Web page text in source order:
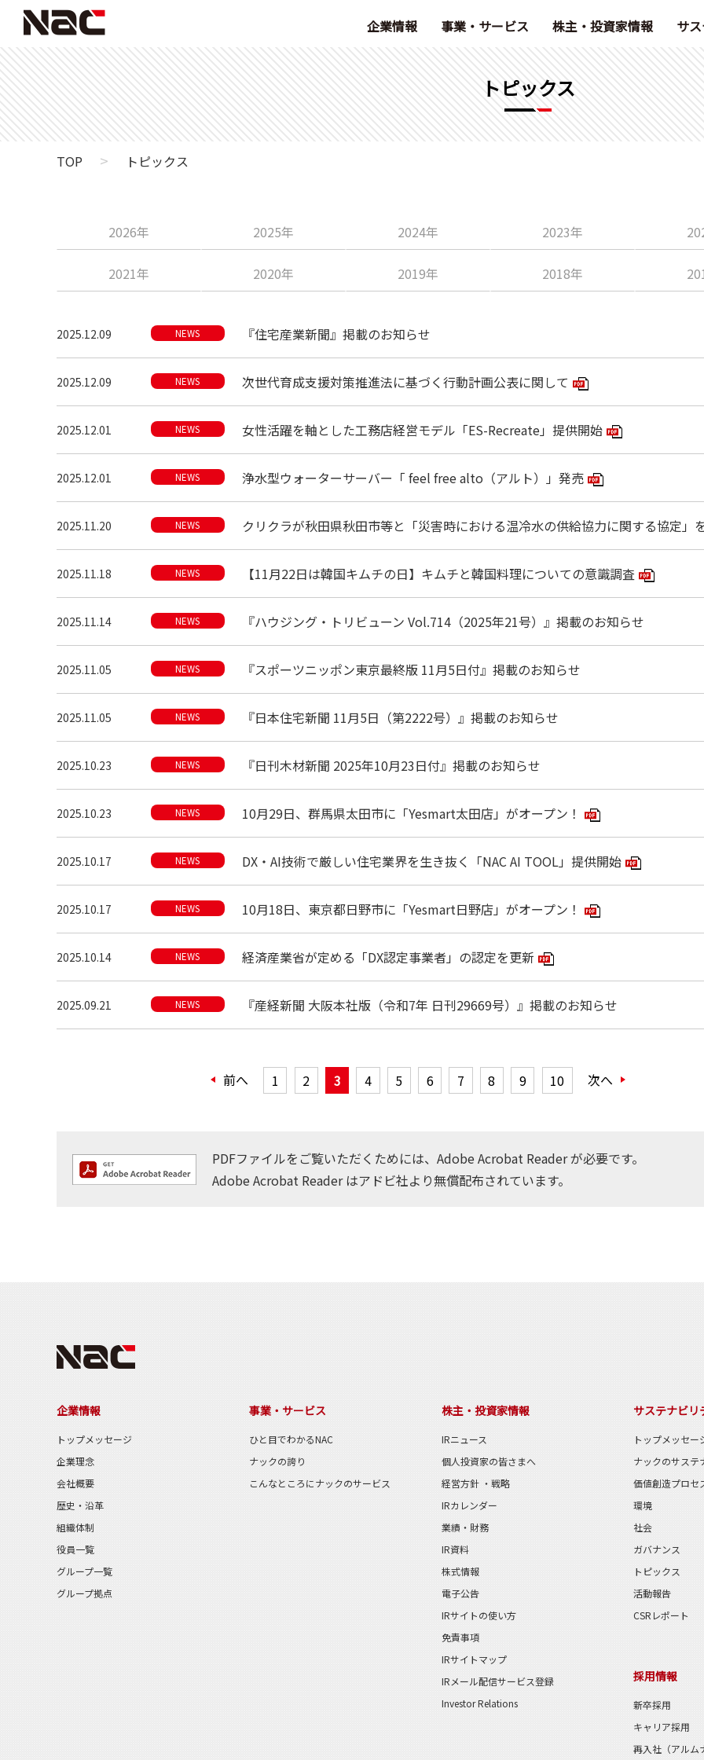
企業情報 事業・サービス 株主・投資家情報 サ
トピックス
TOP >
トピックス
2026年 2025年 2024年 2023年
2021年 2020年 2019年 2018年
2025.12.09 NEWS 『住宅産業新聞』掲載のお知らせ
2025.12.09 NEWS 次世代育成支援対策推進法に基づく行動計画公表に関して
2025.12.01 NEWS 女性活躍を軸とした工務店経営モデル「ES-Recreate」提供開始
2025.12.01 NEWS 浄水型ウォーターサーバー「 feel free alto（アルト）」発売
2025.11.20 NEWS クリクラが秋田県秋田市等と「災害時における温冷水の供給協力に関する協定」
2025.11.18 NEWS 【11月22日は韓国キムチの日】キムチと韓国料理についての意識調査
2025.11.14 NEWS 『ハウジング・トリビューン Vol.714（2025年21号）』掲載のお知らせ
2025.11.05 NEWS 『スポーツニッポン東京最終版 11月5日付』掲載のお知らせ
2025.11.05 NEWS 『日本住宅新聞 11月5日（第2222号）』掲載のお知らせ
2025.10.23 NEWS 『日刊木材新聞 2025年10月23日付』掲載のお知らせ
2025.10.23 NEWS 10月29日、群馬県太田市に「Yesmart太田店」がオープン！
2025.10.17 NEWS DX・AI技術で厳しい住宅業界を生き抜く「NAC AI TOOL」提供開始
2025.10.17 NEWS 10月18日、東京都日野市に「Yesmart日野店」がオープン！
2025.10.14 NEWS 経済産業省が定める「DX認定事業者」の認定を更新
2025.09.21 NEWS 『産経新聞 大阪本社版（令和7年 日刊29669号）』掲載のお知らせ
前へ 1 2 3 4 5 6 7 8 9 10 次へ
PDFファイルをご覧いただくためには、Adobe Acrobat Reader が必要です。
Adobe Acrobat Readerはアドビ社より無償配布されています。
企業情報
トップメッセージ
企業理念
会社概要
歴史・沿革
組織体制
役員一覧
グループ一覧
グループ拠点
事業・サービス
ひと目でわかるNAC
ナックの誇り
こんなところにナックのサービス
株主・投資家情報
IRニュース
個人投資家の皆さまへ
経営方針 ・戦略
IRカレンダー
業績・財務
IR資料
株式情報
電子公告
IRサイトの使い方
免責事項
IRサイトマップ
IRメール配信サービス登録
Investor Relations
サステナビリ
トップメッセー
ナックのサステ
価値創造プロセ
環境
社会
ガバナンス
トピックス
活動報告
CSRレポート
採用情報
新卒採用
キャリア採用
再入社（アルム